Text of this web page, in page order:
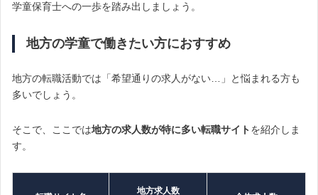
学童保育士への一歩を踏み出しましょう。
地方の学童で働きたい方におすすめ
地方の転職活動では「希望通りの求人がない…」と悩まれる方も
多いでしょう。
そこで、ここでは地方の求人数が特に多い転職サイトを紹介しま
す。
地方求人数